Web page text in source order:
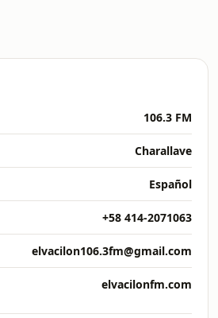
106.3 FM
Charallave
Español
+58 414-2071063
elvacilon106.3fm@gmail.com
elvacilonfm.com